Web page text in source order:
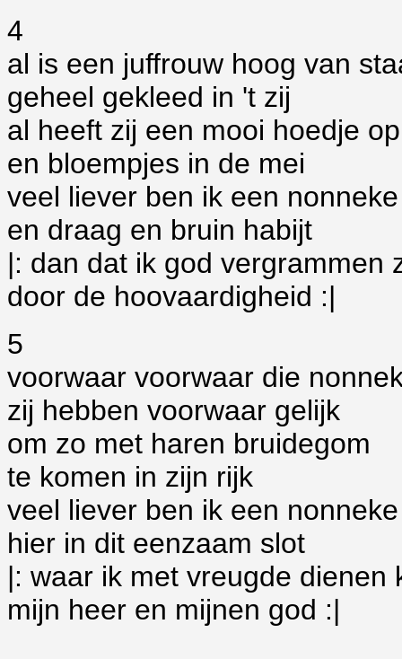
4
al is een juffrouw hoog van
geheel gekleed in 't zij
al heeft zij een mooi hoedje op
en bloempjes in de mei
veel liever ben ik een nonneke
en draag en bruin habijt
|: dan dat ik god vergrammen
door de hoovaardigheid :|
5
voorwaar voorwaar die
zij hebben voorwaar gelijk
om zo met haren bruidegom
te komen in zijn rijk
veel liever ben ik een nonneke
hier in dit eenzaam slot
|: waar ik met vreugde dienen
mijn heer en mijnen god :|